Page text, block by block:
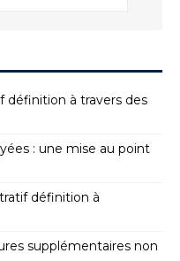
définition à travers des
: une mise au point
définition à
supplémentaires non